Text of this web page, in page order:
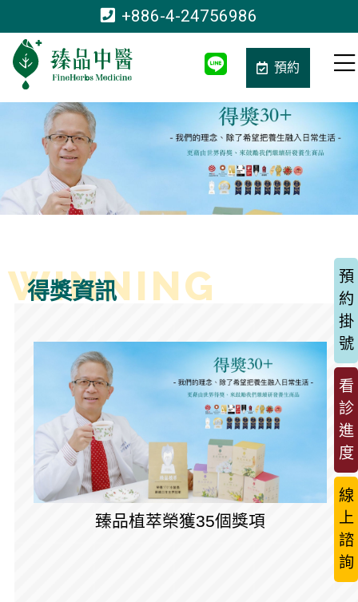
+886-4-24756986
預約
預
約
掛
號
看
診
進
度
線
上
諮
詢
得獎資訊
臻品植萃榮獲35個獎項